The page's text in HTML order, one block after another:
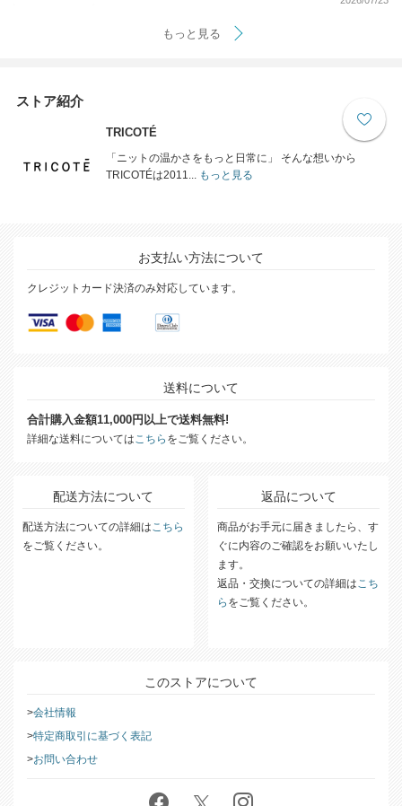
もっと見る
ストア紹介
TRICOTÉ
「ニットの温かさをもっと日常に」 そんな想いから
TRICOTÉは2011...もっと見る
お支払い方法について
クレジットカード決済のみ対応しています。
送料について
合計購入金額11,000円以上で送料無料!
詳細な送料についてはこちら をご覧ください。
配送方法について
配送方法についての詳細はこちら
をご覧ください。
返品について
商品がお手元に届きましたら、す
ぐに内容のご確認をお願いいたし
ます。
返品・交換についての詳細はこち
ら をご覧ください。
このストアについて
会社情報
特定商取引に基づく表記
お問い合わせ